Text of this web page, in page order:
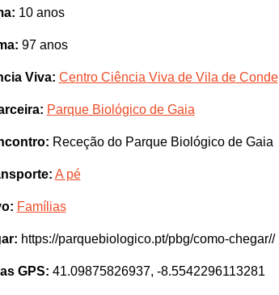
10 anos
97 anos
Viva: Centro Ciência Viva de Vila de Conde
Parque Biológico de Gaia
Receção do Parque Biológico de Gaia
A pé
Famílias
https://parquebiologico.pt/pbg/como-chegar//
GPS: 41.09875826937, -8.5542296113281